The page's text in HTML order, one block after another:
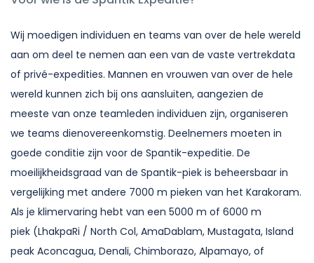
Wij moedigen individuen en teams van over de hele wereld
aan om deel te nemen aan een van de vaste vertrekdata
of privé-expedities. Mannen en vrouwen van over de hele
wereld kunnen zich bij ons aansluiten, aangezien de
meeste van onze teamleden individuen zijn, organiseren
we teams dienovereenkomstig. Deelnemers moeten in
goede conditie zijn voor de Spantik-expeditie. De
moeilijkheidsgraad van de Spantik-piek is beheersbaar in
vergelijking met andere 7000 m pieken van het Karakoram.
Als je klimervaring hebt van een 5000 m of 6000 m
piek (LhakpaRi / North Col, AmaDablam, Mustagata, Island
peak Aconcagua, Denali, Chimborazo, Alpamayo, of